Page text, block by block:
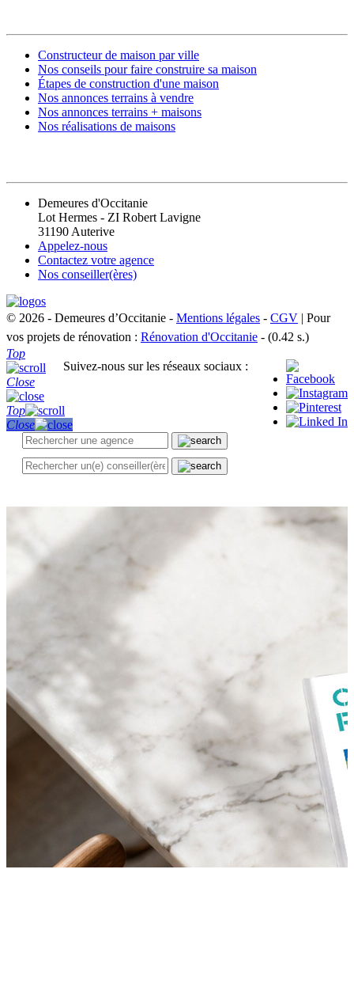
Constructeur de maison par ville
Nos conseils pour faire construire sa maison
Étapes de construction d'une maison
Nos annonces terrains à vendre
Nos annonces terrains + maisons
Nos réalisations de maisons
Demeures d'Occitanie
Lot Hermes - ZI Robert Lavigne
31190 Auterive
Appelez-nous
Contactez votre agence
Nos conseiller(ères)
© 2026 - Demeures d’Occitanie - Mentions légales - CGV | Pour
vos projets de rénovation : Rénovation d'Occitanie - (0.42 s.)
Suivez-nous sur les réseaux sociaux :
Top
Close
Top
Close